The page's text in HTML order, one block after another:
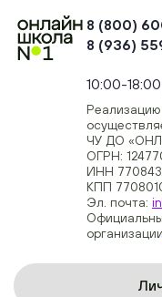
8 (800)
8 (936)
10:00-
ЧУ ДО
ОГРН:
ИНН
КПП
Эл. почта: